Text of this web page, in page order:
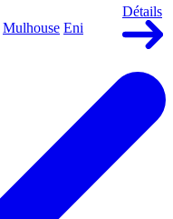
Mulhouse Eni
Détails